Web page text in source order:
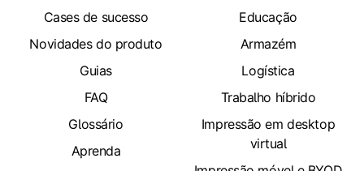
Cases de sucesso
Novidades do produto
Guias
FAQ
Glossário
Aprenda
Educação
Armazém
Logística
Trabalho híbrido
Impressão em desktop
virtual